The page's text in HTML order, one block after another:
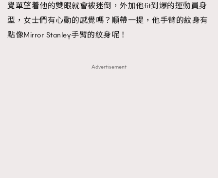
覺單望着他的雙眼就會被迷倒，外加他fit到爆的運動員身
型，女士們有心動的感覺嗎？順帶一提，他手臂的紋身有
點像Mirror Stanley手臂的紋身呢！
Advertisement